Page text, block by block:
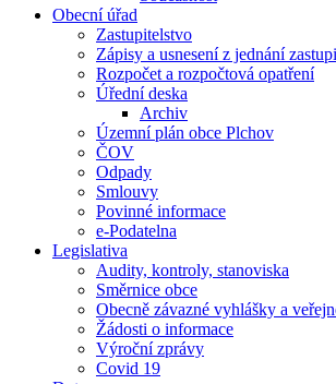
Obecní úřad
Zastupitelstvo
Zápisy a usnesení z jednání
Rozpočet a rozpočtová opatření
Úřední deska
Archiv
Územní plán obce Plchov
ČOV
Odpady
Smlouvy
Povinné informace
e-Podatelna
Legislativa
Audity, kontroly, stanoviska
Směrnice obce
Obecně závazné vyhlášky a
Žádosti o informace
Výroční zprávy
Covid 19